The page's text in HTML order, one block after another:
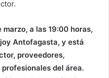
a las 19:00 horas,
Antofagasta, y está
proveedores,
del área.